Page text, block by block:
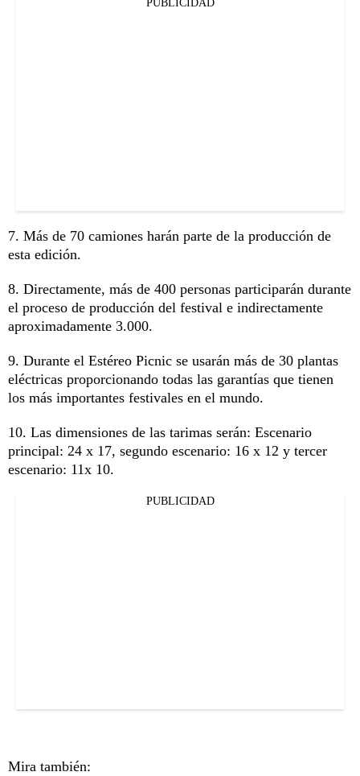
PUBLICIDAD
7. Más de 70 camiones harán parte de la producción de
esta edición.
8. Directamente, más de 400 personas participarán durante
el proceso de producción del festival e indirectamente
aproximadamente 3.000.
9. Durante el Estéreo Picnic se usarán más de 30 plantas
eléctricas proporcionando todas las garantías que tienen
los más importantes festivales en el mundo.
10. Las dimensiones de las tarimas serán: Escenario
principal: 24 x 17, segundo escenario: 16 x 12 y tercer
escenario: 11x 10.
PUBLICIDAD
Mira también: